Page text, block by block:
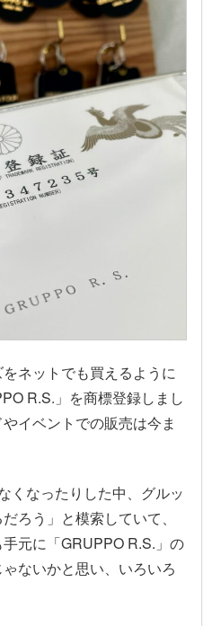
ネットでも買えるように
R.S.」を商標登録しまし
イベントでの販売は今ま
くなったりした中、グルッ
ろう」と模索していて、
元に「GRUPPO R.S.」の
ないかと思い、いろいろ